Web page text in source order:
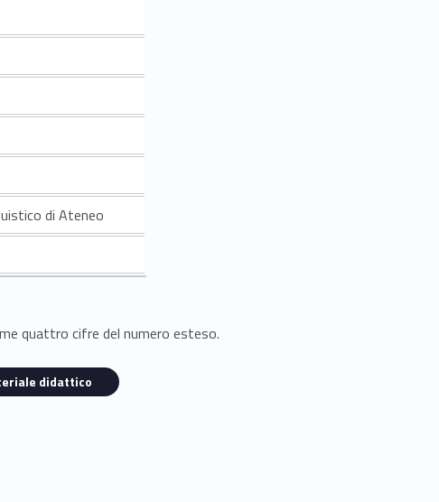
di Ateneo
quattro cifre del numero esteso.
didattico